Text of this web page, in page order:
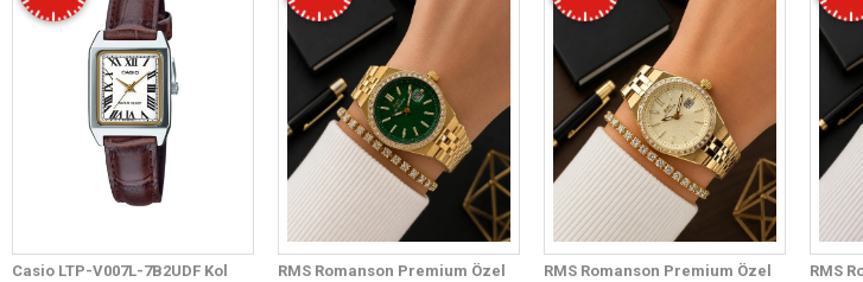
Casio LTP-V007L-7B2UDF Kol
RMS Romanson Premium Özel
RMS Romanson Premium Özel
RMS